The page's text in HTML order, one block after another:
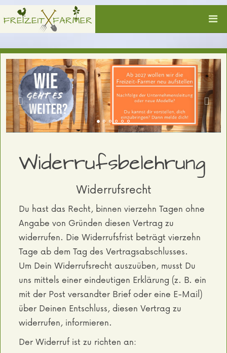
Widerrufsbelehrung
Widerrufsrecht
Du hast das Recht, binnen vierzehn Tagen ohne
Angabe von Gründen diesen Vertrag zu
widerrufen. Die Widerrufsfrist beträgt vierzehn
Tage ab dem Tag des Vertragsabschlusses.
Um Dein Widerrufsrecht auszuüben, musst Du
uns mittels einer eindeutigen Erklärung (z. B. ein
mit der Post versandter Brief oder eine E-Mail)
über Deinen Entschluss, diesen Vertrag zu
widerrufen, informieren.
Der Widerruf ist zu richten an: